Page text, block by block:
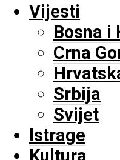
Vijesti
Bosna i
Crna
Srbija
Svijet
Istrage
Kultura